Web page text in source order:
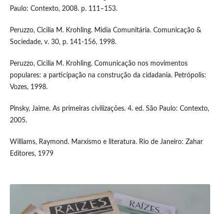
Paulo: Contexto, 2008. p. 111–153.
Peruzzo, Cicilia M. Krohling. Midia Comunitária. Comunicação &
Sociedade, v. 30, p. 141-156, 1998.
Peruzzo, Cicilia M. Krohling. Comunicação nos movimentos
populares: a participação na construção da cidadania. Petrópolis:
Vozes, 1998.
Pinsky, Jaime. As primeiras civilizações. 4. ed. São Paulo: Contexto,
2005.
Williams, Raymond. Marxismo e literatura. Rio de Janeiro: Zahar
Editores, 1979